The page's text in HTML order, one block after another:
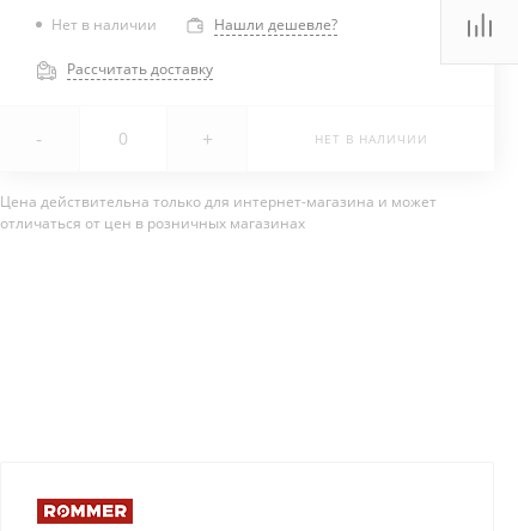
Нет в наличии Нашли дешевле?
Рассчитать доставку
- + НЕТ В НАЛИЧИИ
Цена действительна только для интернет-магазина и может
отличаться от цен в розничных магазинах